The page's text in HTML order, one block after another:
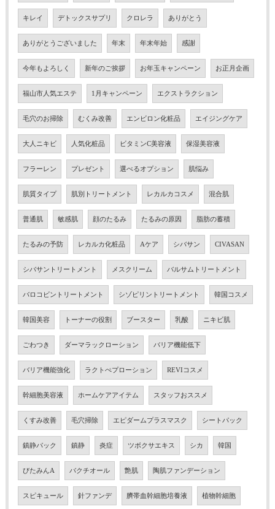
キレイ デトックスサプリ クロレラ ありがとう
ありがとうございました 年末 年末年始 感謝
今年もよろしく 新年のご挨拶 お年玉キャンペーン お正月企画
福山市人気エステ 1月キャンペーン エクストラクション
毛穴のお掃除 むくみ改善 エンビロン化粧品 エイジングケア
大人ニキビ 人気化粧品 ビタミンC美容液 保湿美容液
フラーレン プレゼント 選べるオプション 肌悩み
肌質タイプ 肌別トリートメント レカルカコスメ 混合肌
普通肌 敏感肌 顔のたるみ たるみの原因 脂肪の蓄積
たるみの予防 レカルカ化粧品 Aケア シバサン CIVASAN
シバサントリートメント メスクリーム バルサムトリートメント
バロコビントリートメント シゾピリントリートメント 韓国コスメ
韓国美容 トーナーの役割 ブースター 乳酸 ニキビ肌
ごわつき ダーマラックローション バリア機能低下
バリア機能強化 ラクトぺプローション REVIコスメ
幹細胞美容液 ホームケアアイテム スタッフおススメ
くすみ改善 毛穴掃除 エピダームプラスマスク シートパック
鎮静パック 鎮静 炎症 ツボクサエキス シカ 韓国
びたみんA バクチオール 艶肌 陶肌ファンデーション
スピキュール 針ファンデ 臍帯血幹細胞培養液 植物幹細胞